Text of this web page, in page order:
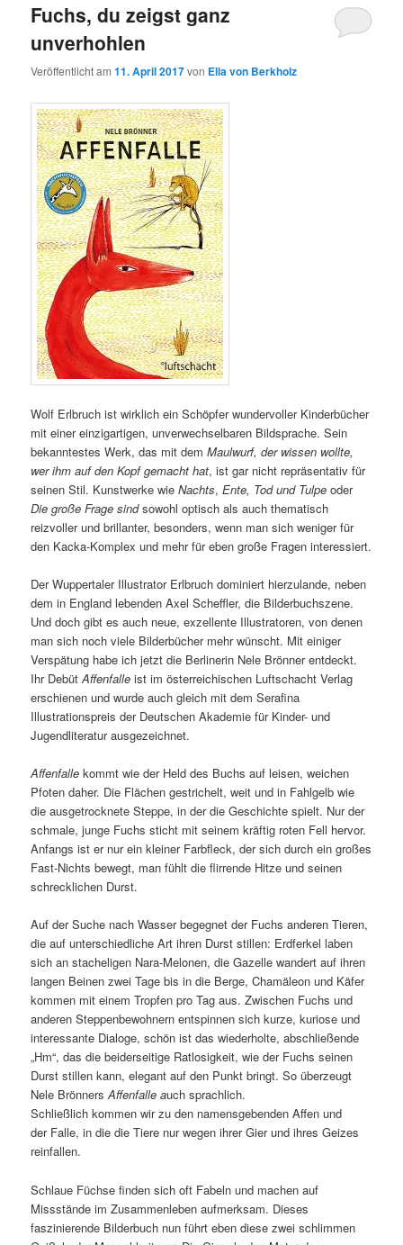
Fuchs, du zeigst ganz
unverhohlen
Veröffentlicht am11. April 2017von Ella von Berkholz
Wolf Erlbruch ist wirklich ein Schöpfer wundervoller Kinderbücher
mit einer einzigartigen, unverwechselbaren Bildsprache. Sein
bekanntestes Werk, das mit demMaulwurf, der wissen wollte,
wer ihm auf den Kopf gemacht hat, ist gar nicht repräsentativ für
seinen Stil. Kunstwerke wieNachts,Ente, Tod und Tulpe oder
Die große Frage sindsowohl optisch als auch thematisch
reizvoller und brillanter, besonders, wenn man sich weniger für
den Kacka-Komplex und mehr für eben große Fragen interessiert.
Der Wuppertaler Illustrator Erlbruch dominiert hierzulande, neben
dem in England lebenden Axel Scheffler, die Bilderbuchszene.
Und doch gibt es auch neue, exzellente Illustratoren, von denen
man sich noch viele Bilderbücher mehr wünscht. Mit einiger
Verspätung habe ich jetzt die Berlinerin Nele Brönner entdeckt.
Ihr DebütAffenfalle ist im österreichischen Luftschacht Verlag
erschienen und wurde auch gleich mit dem Serafina
Illustrationspreis der Deutschen Akademie für Kinder- und
Jugendliteratur ausgezeichnet.
Affenfalle kommt wie der Held des Buchs auf leisen, weichen
Pfoten daher. Die Flächen gestrichelt, weit und in Fahlgelb wie
die ausgetrocknete Steppe, in der die Geschichte spielt. Nur der
schmale, junge Fuchs sticht mit seinem kräftig roten Fell hervor.
Anfangs ist er nur ein kleiner Farbfleck, der sich durch ein großes
Fast-Nichts bewegt, man fühlt die flirrende Hitze und seinen
schrecklichen Durst.
Auf der Suche nach Wasser begegnet der Fuchs anderen Tieren,
die auf unterschiedliche Art ihren Durst stillen: Erdferkel laben
sich an stacheligen Nara-Melonen, die Gazelle wandert auf ihren
langen Beinen zwei Tage bis in die Berge, Chamäleon und Käfer
kommen mit einem Tropfen pro Tag aus. Zwischen Fuchs und
anderen Steppenbewohnern entspinnen sich kurze, kuriose und
interessante Dialoge, schön ist das wiederholte, abschließende
„Hm“, das die beiderseitige Ratlosigkeit, wie der Fuchs seinen
Durst stillen kann, elegant auf den Punkt bringt. So überzeugt
Nele BrönnersAffenfalle auch sprachlich.
Schließlich kommen wir zu den namensgebenden Affen und
der Falle, in die die Tiere nur wegen ihrer Gier und ihres Geizes
reinfallen.
Schlaue Füchse finden sich oft Fabeln und machen auf
Missstände im Zusammenleben aufmerksam. Dieses
faszinierende Bilderbuch nun führt eben diese zwei schlimmen